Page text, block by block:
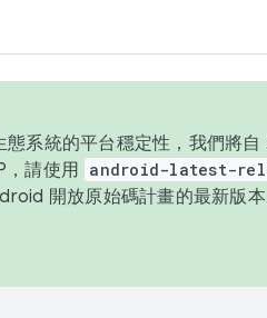
系統的平台穩定性，我們將
，請使用 android-latest-
開放原始碼計畫的最新版本